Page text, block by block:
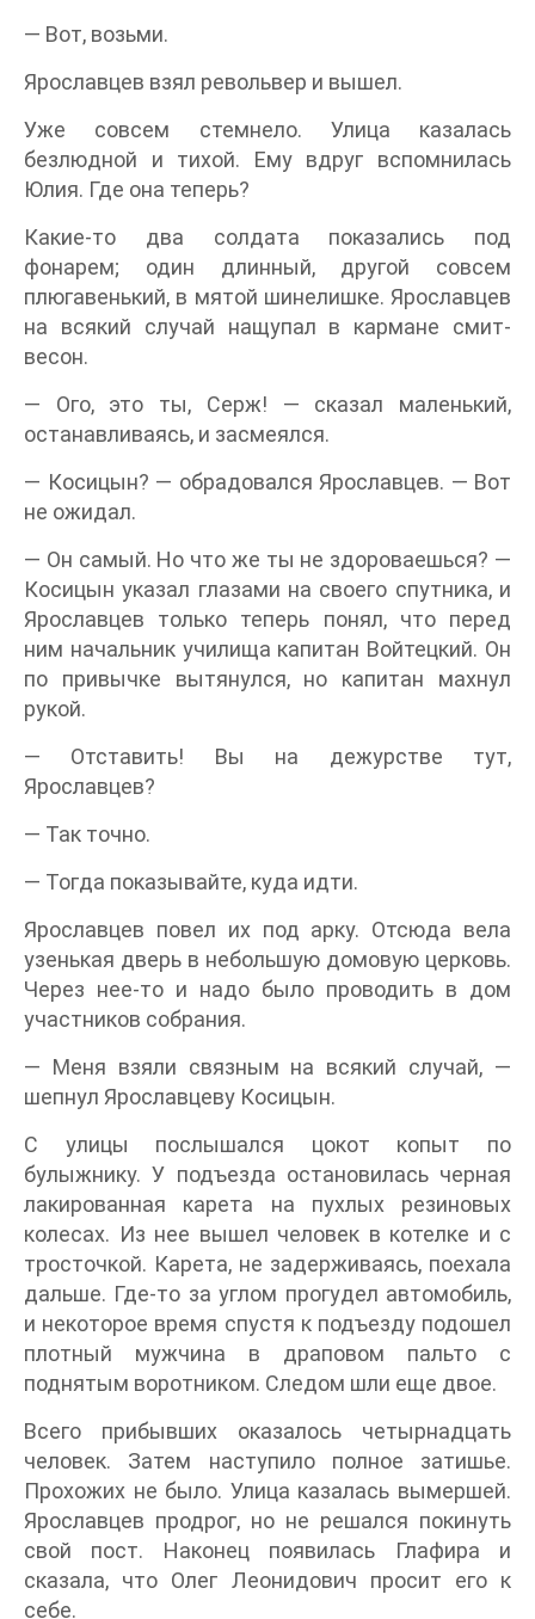
— Вот, возьми.
Ярославцев взял револьвер и вышел.
Уже совсем стемнело. Улица казалась
безлюдной и тихой. Ему вдруг вспомнилась
Юлия. Где она теперь?
Какие-то два солдата показались под
фонарем; один длинный, другой совсем
плюгавенький, в мятой шинелишке. Ярославцев
на всякий случай нащупал в кармане смит-
весон.
— Ого, это ты, Серж! — сказал маленький,
останавливаясь, и засмеялся.
— Косицын? — обрадовался Ярославцев. — Вот
не ожидал.
— Он самый. Но что же ты не здороваешься? —
Косицын указал глазами на своего спутника, и
Ярославцев только теперь понял, что перед
ним начальник училища капитан Войтецкий. Он
по привычке вытянулся, но капитан махнул
рукой.
— Отставить! Вы на дежурстве тут,
Ярославцев?
— Так точно.
— Тогда показывайте, куда идти.
Ярославцев повел их под арку. Отсюда вела
узенькая дверь в небольшую домовую церковь.
Через нее-то и надо было проводить в дом
участников собрания.
— Меня взяли связным на всякий случай, —
шепнул Ярославцеву Косицын.
С улицы послышался цокот копыт по
булыжнику. У подъезда остановилась черная
лакированная карета на пухлых резиновых
колесах. Из нее вышел человек в котелке и с
тросточкой. Карета, не задерживаясь, поехала
дальше. Где-то за углом прогудел автомобиль,
и некоторое время спустя к подъезду подошел
плотный мужчина в драповом пальто с
поднятым воротником. Следом шли еще двое.
Всего прибывших оказалось четырнадцать
человек. Затем наступило полное затишье.
Прохожих не было. Улица казалась вымершей.
Ярославцев продрог, но не решался покинуть
свой пост. Наконец появилась Глафира и
сказала, что Олег Леонидович просит его к
себе.